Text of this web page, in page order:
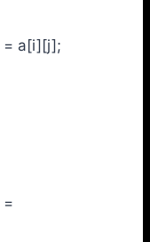
a[i][j];